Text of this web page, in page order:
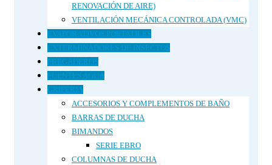
RENOVACIÓN DE AIRE)
VENTILACIÓN MECÁNICA CONTROLADA (VMC)
EVAPORATIVOS PORTATILES
EXTERMINADORES DE INSECTOS
FREGADEROS
FUENTES AGUA
GRIFERIA
ACCESORIOS Y COMPLEMENTOS DE BAÑO
BARRAS DE DUCHA
BIMANDOS
SERIE EBRO
COLUMNAS DE DUCHA